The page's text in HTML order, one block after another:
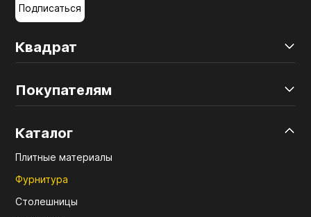
Квадрат
Покупателям
Каталог
Плитные материалы
Фурнитура
Столешницы
Подписаться